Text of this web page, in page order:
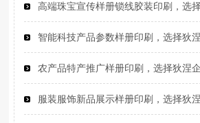
高端珠宝宣传样册锁线胶装印刷，选
智能科技产品参数样册印刷，选择狄
农产品特产推广样册印刷，选择狄涅
服装服饰新品展示样册印刷，选择狄